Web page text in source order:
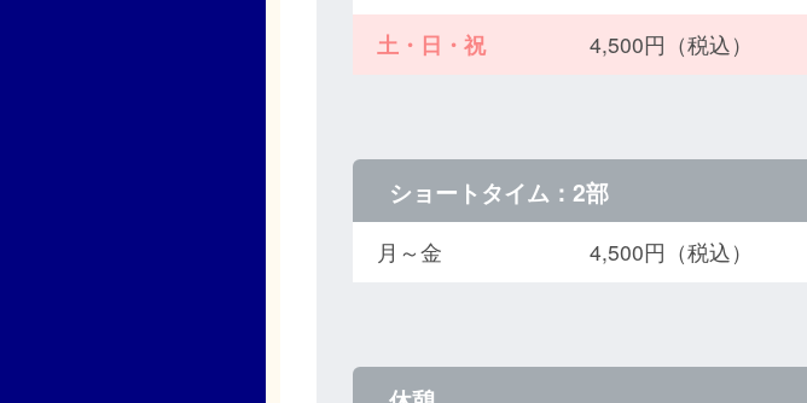
土・日・祝
4,500円（税込）
ショートタイム：2部
月～金 4,500円（税込）